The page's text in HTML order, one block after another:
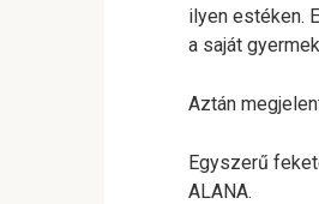
ilyen estéken.
a saját
Aztán
Egyszerű
ALANA.